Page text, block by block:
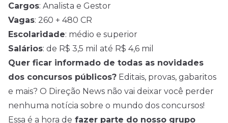
Cargos: Analista e Gestor
Vagas: 260 + 480 CR
Escolaridade: médio e superior
Salários: de R$ 3,5 mil até R$ 4,6 mil
Quer ficar informado de todas as novidades
dos concursos públicos? Editais, provas, gabaritos
e mais? O Direção News não vai deixar você perder
nenhuma notícia sobre o mundo dos concursos!
Essa é a hora de fazer parte do nosso grupo